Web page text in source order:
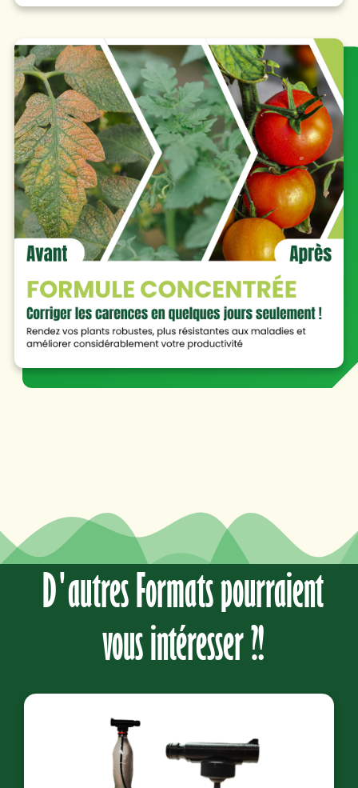
D'autres Formats pourraient
vous intéresser ?!